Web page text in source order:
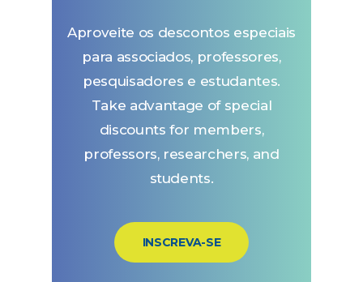
Aproveite os descontos especiais
para associados, professores,
pesquisadores e estudantes.
Take advantage of special
discounts for members,
professors, researchers, and
students.
INSCREVA-SE